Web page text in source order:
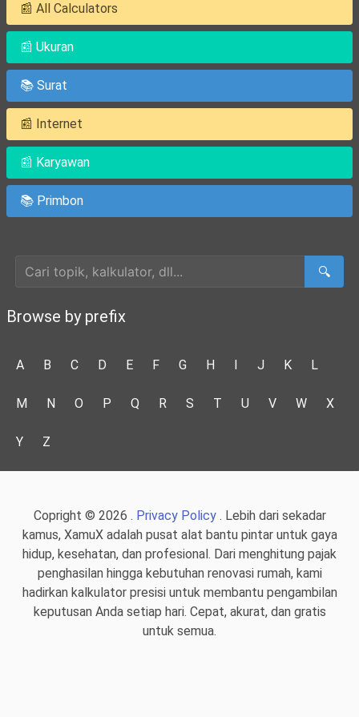
📰 All Calculators
📰 Ukuran
📚 Surat
📰 Internet
📰 Karyawan
📚 Primbon
🔍
Browse by prefix
A B C D E F G H I J K L
M N O P Q R S T U V W X
Y Z
Copright © 2026 . Privacy Policy. Lebih dari sekadar
kamus, XamuX adalah pusat alat bantu pintar untuk gaya
hidup, kesehatan, dan profesional. Dari menghitung pajak
penghasilan hingga kebutuhan renovasi rumah, kami
hadirkan kalkulator presisi untuk membantu pengambilan
keputusan Anda setiap hari. Cepat, akurat, dan gratis
untuk semua.